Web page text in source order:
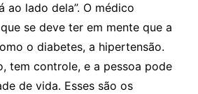
ao lado dela”. O médico
se deve ter em mente que a
o diabetes, a hipertensão.
tem controle, e a pessoa pode
de vida. Esses são os